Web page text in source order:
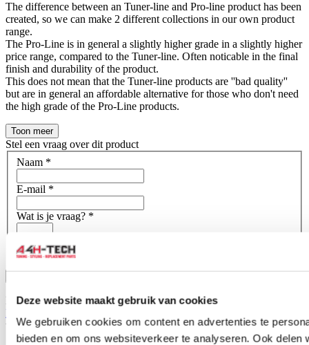
Deze website maakt gebruik van cookies
We gebruiken cookies om content en advertenties te
bieden en om ons websiteverkeer te analyseren. Ook
The difference between an Tuner-line and Pro-line product has been
created, so we can make 2 different collections in our own product
range.
The Pro-Line is in general a slightly higher grade in a slightly higher
price range, compared to the Tuner-line. Often noticable in the final
finish and durability of the product.
This does not mean that the Tuner-line products are ''bad quality''
but are in general an affordable alternative for those who don't need
the high grade of the Pro-Line products.
Toon meer
Stel een vraag over dit product
Naam *
E-mail *
Wat is je vraag? *
Dit formulier wordt beschermd door reCAPTCHA - het
Privacybeleid van Google
toepassing.